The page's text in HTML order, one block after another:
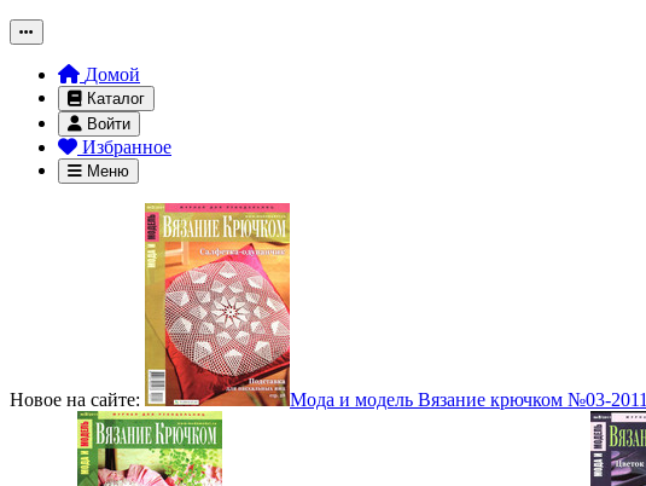
Домой
Каталог
Войти
Избранное
Меню
Новое на сайте: Мода и модель Вязание крючком №03-2011